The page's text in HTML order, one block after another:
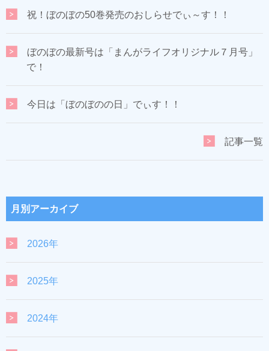
祝！ぼのぼの50巻発売のおしらせでぃ～す！！
ぼのぼの最新号は「まんがライフオリジナル７月号」
で！
今日は「ぼのぼのの日」でぃす！！
記事一覧
月別アーカイブ
2026年
2025年
2024年